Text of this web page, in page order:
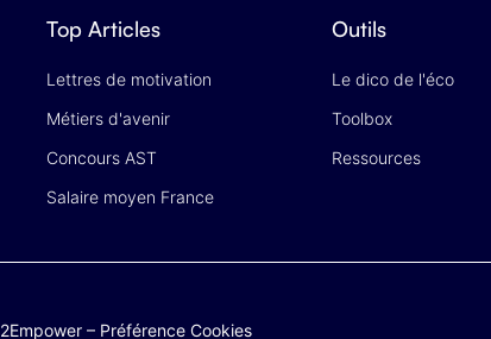
Top Articles
Lettres de motivation
Métiers d'avenir
Concours AST
Salaire moyen France
Outils
Le dico de l'éco
Toolbox
Ressources
2Empower – Préférence Cookies